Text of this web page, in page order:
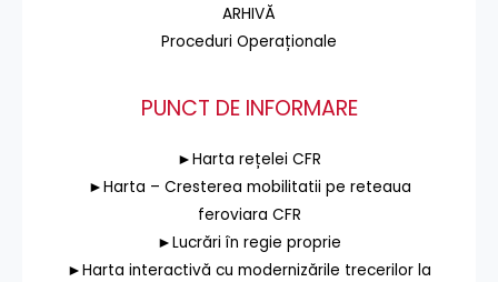
ARHIVĂ
Proceduri Operaționale
PUNCT DE INFORMARE
►Harta rețelei CFR
►Harta – Cresterea mobilitatii pe reteaua
feroviara CFR
►Lucrări în regie proprie
►Harta interactivă cu modernizările trecerilor la